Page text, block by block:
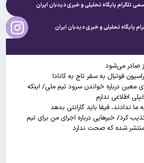
تلگرام پایگاه تحلیلی و خبریدیدبان ایران
پایگاه تحلیلی و خبریدیدبان ایران
صادر می‌شود
فوتبال به سفر تاج به کانادا
درباره خواندن سرود تیم ملی/ اینکه
اطلاعی ندارم
ما ندادند، فیفا باید گارانتی بدهد
کرد/ خبرهایی درباره اجرای من برای تیم
شده که صحت ندارد